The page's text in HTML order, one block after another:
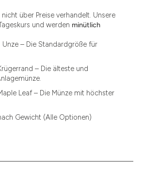
über Preise verhandelt. Unsere
und werden minütlich
Unze – Die Standardgröße für
– Die älteste und
Leaf – Die Münze mit höchster
Gewicht (Alle Optionen)